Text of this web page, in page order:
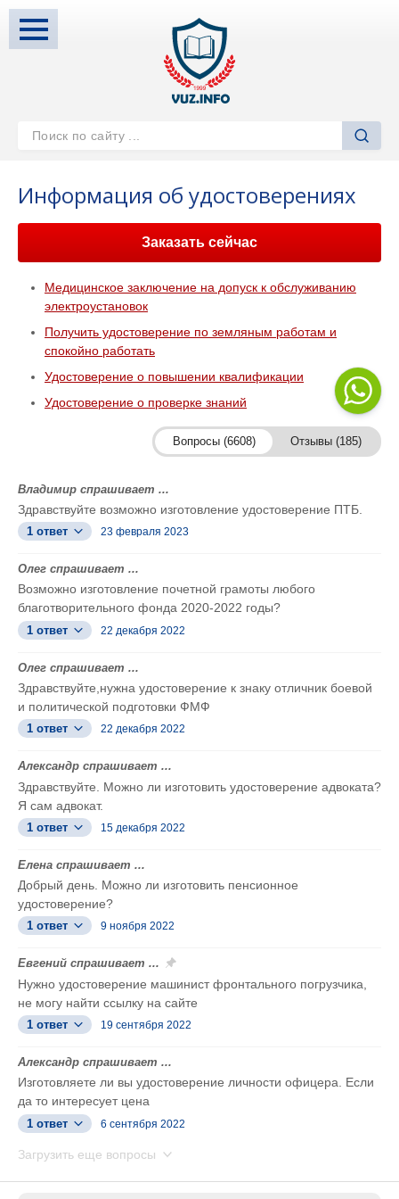
Информация об удостоверениях
Заказать сейчас
Медицинское заключение на допуск к обслуживанию
электроустановок
Получить удостоверение по земляным работам и
спокойно работать
Удостоверение о повышении квалификации
Удостоверение о проверке знаний
Вопросы (6608) Отзывы (185)
Владимир спрашивает ...
Здравствуйте возможно изготовление удостоверение ПТБ.
1 ответ 23 февраля 2023
Олег спрашивает ...
Возможно изготовление почетной грамоты любого
благотворительного фонда 2020-2022 годы?
1 ответ 22 декабря 2022
Олег спрашивает ...
Здравствуйте,нужна удостоверение к знаку отличник боевой
и политической подготовки ФМФ
1 ответ 22 декабря 2022
Александр спрашивает ...
Здравствуйте. Можно ли изготовить удостоверение адвоката?
Я сам адвокат.
1 ответ 15 декабря 2022
Елена спрашивает ...
Добрый день. Можно ли изготовить пенсионное
удостоверение?
1 ответ 9 ноября 2022
Евгений спрашивает ...
Нужно удостоверение машинист фронтального погрузчика,
не могу найти ссылку на сайте
1 ответ 19 сентября 2022
Александр спрашивает ...
Изготовляете ли вы удостоверение личности офицера. Если
да то интересует цена
1 ответ 6 сентября 2022
Загрузить еще вопросы